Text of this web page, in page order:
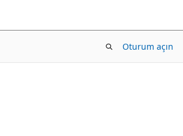
Oturum açın